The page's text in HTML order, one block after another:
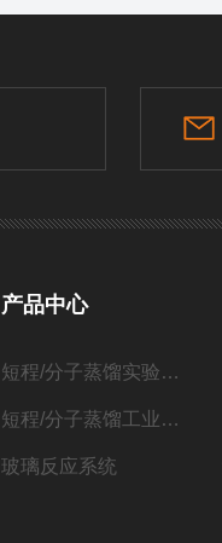
产品中心
短程/分子蒸馏实验系列
短程/分子蒸馏工业化系列
玻璃反应系统